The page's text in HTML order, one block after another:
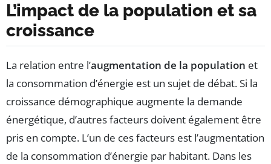
L’impact de la population et sa
croissance
La relation entre l’augmentation de la population et
la consommation d’énergie est un sujet de débat. Si la
croissance démographique augmente la demande
énergétique, d’autres facteurs doivent également être
pris en compte. L’un de ces facteurs est l’augmentation
de la consommation d’énergie par habitant. Dans les